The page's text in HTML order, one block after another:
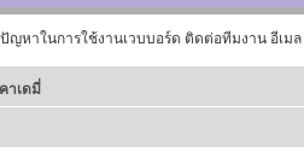
ญหาในการใช้งานเวบบอร์ด ติดต่อทีมงาน อีเมล
าเดมี่